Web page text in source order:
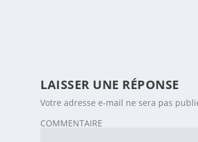
LAISSER UNE RÉPONSE
Votre adresse e-mail ne sera pas
COMMENTAIRE